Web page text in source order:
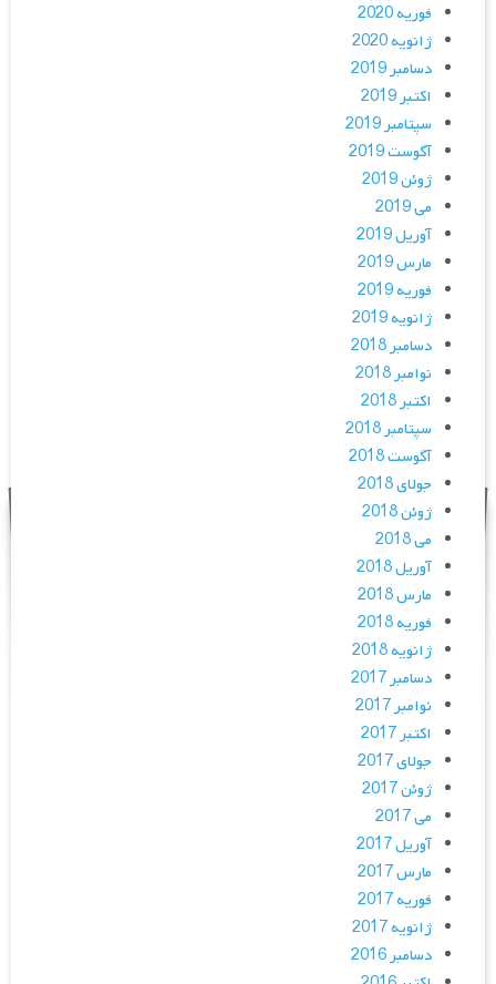
فوریه 2020
ژانویه 2020
دسامبر 2019
اکتبر 2019
سپتامبر 2019
آگوست 2019
ژوئن 2019
می 2019
آوریل 2019
مارس 2019
فوریه 2019
ژانویه 2019
دسامبر 2018
نوامبر 2018
اکتبر 2018
سپتامبر 2018
آگوست 2018
جولای 2018
ژوئن 2018
می 2018
آوریل 2018
مارس 2018
فوریه 2018
ژانویه 2018
دسامبر 2017
نوامبر 2017
اکتبر 2017
جولای 2017
ژوئن 2017
می 2017
آوریل 2017
مارس 2017
فوریه 2017
ژانویه 2017
دسامبر 2016